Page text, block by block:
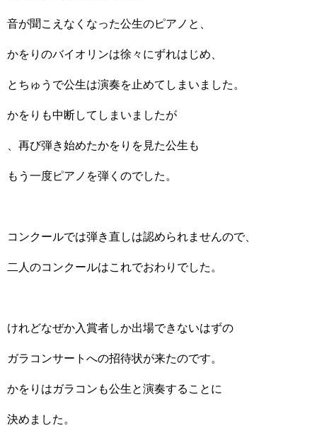
音が聞こえなくなった公生のピアノと、
かをりのバイオリンは徐々にずれはじめ、
とちゅうで公生は演奏を止めてしまいました。
かをりも中断してしまいましたが
、再び弾き始めたかをりを見た公生も
もう一度ピアノを弾くのでした。
コンクールでは弾き直しは認められませんので、
二人のコンクールはこれでおわりでした。
けれどなぜか入賞者しか出場できないはずの
ガラコンサートへの招待状が来たのです。
かをりはガラコンも公生と演奏することに
決めました。